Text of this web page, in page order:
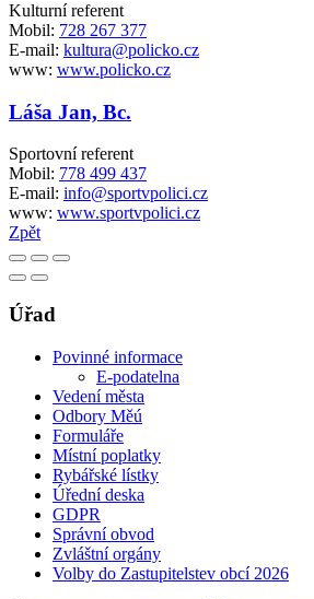
Kulturní referent
Mobil: 728 267 377
E-mail: kultura@policko.cz
www: www.policko.cz
Láša Jan, Bc.
Sportovní referent
Mobil: 778 499 437
E-mail: info@sportvpolici.cz
www: www.sportvpolici.cz
Zpět
Úřad
Povinné informace
E-podatelna
Vedení města
Odbory Měú
Formuláře
Místní poplatky
Rybářské lístky
Úřední deska
GDPR
Správní obvod
Zvláštní orgány
Volby do Zastupitelstev obcí 2026